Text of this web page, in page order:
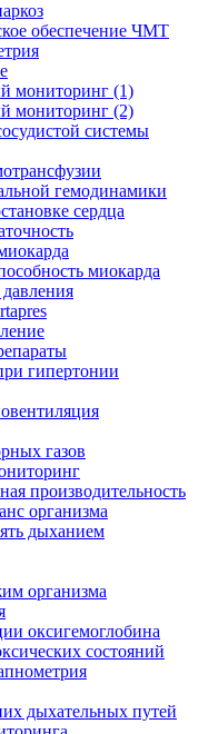
обеспечение ЧМТ
мониторинг (1)
мониторинг (2)
системы
гемодинамики
сердца
миокарда
гипертонии
газов
производительность
организма
дыханием
организма
оксигемоглобина
состояний
дыхательных путей